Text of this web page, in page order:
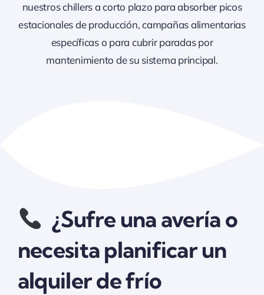
nuestros chillers a corto plazo para absorber picos
estacionales de producción, campañas alimentarias
específicas o para cubrir paradas por
mantenimiento de su sistema principal.
¿Sufre una avería o
necesita planificar un
alquiler de frío